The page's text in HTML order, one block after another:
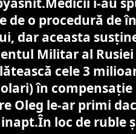
de o procedură de
dar aceasta
Militar al
cele 3
în compensație
Oleg le-ar primi
loc de ruble